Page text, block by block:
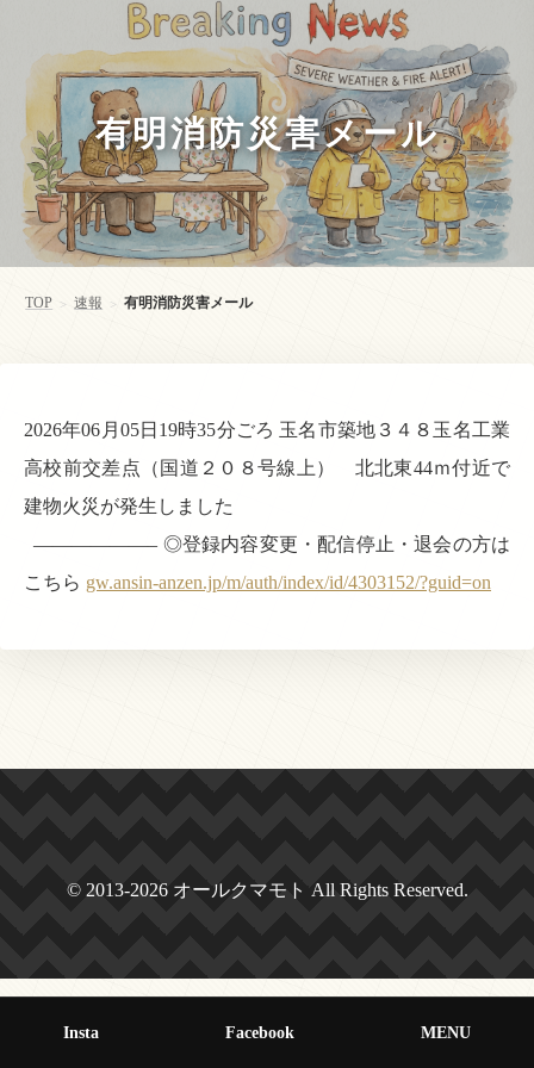
有明消防災害メール
TOP > 速報 > 有明消防災害メール
2026年06月05日19時35分ごろ 玉名市築地３４８玉名工業
高校前交差点（国道２０８号線上） 北北東44ｍ付近で
建物火災が発生しました
——————– ◎登録内容変更・配信停止・退会の方は
こちら gw.ansin-anzen.jp/m/auth/index/id/4303152/?guid=on
© 2013-2026 オールクマモト All Rights Reserved.
Insta Facebook MENU